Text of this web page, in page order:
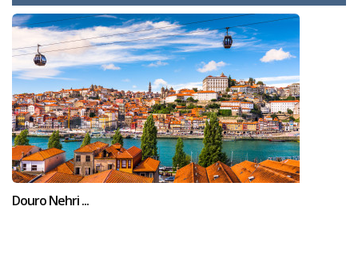
Douro Nehri ...